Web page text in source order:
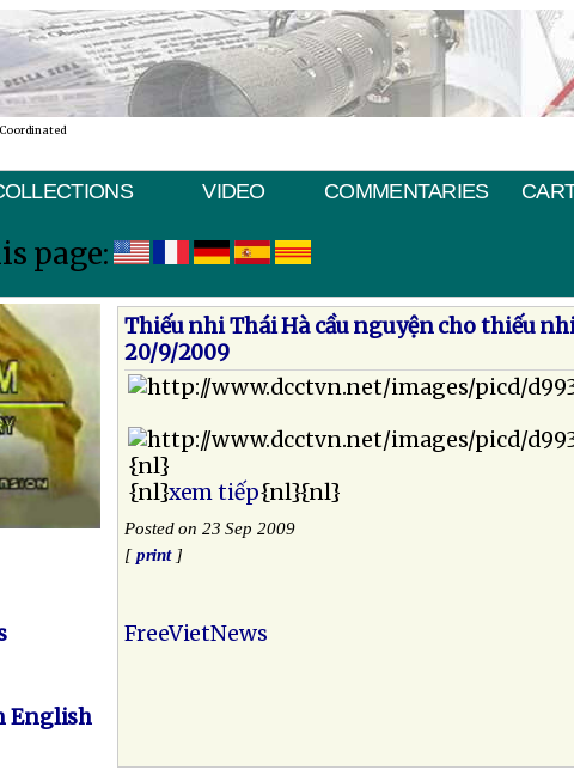
VIDEO COMMENTARIES
page:
English
Thiếu nhi Thái Hà cầu nguyện cho thiếu
20/9/2009
{nl}
{nl}xem tiếp{nl}{nl}
Posted on 23 Sep 2009
[print]
FreeVietNews